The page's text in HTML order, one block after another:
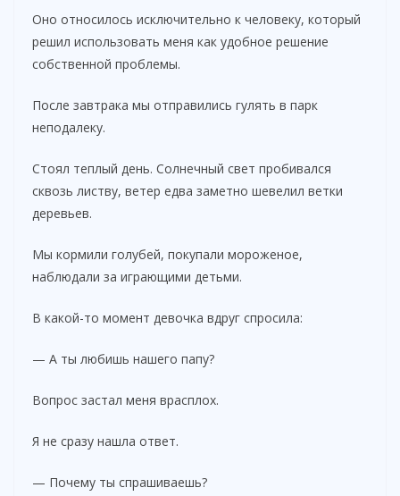
Оно относилось исключительно к человеку, который
решил использовать меня как удобное решение
собственной проблемы.
После завтрака мы отправились гулять в парк
неподалеку.
Стоял теплый день. Солнечный свет пробивался
сквозь листву, ветер едва заметно шевелил ветки
деревьев.
Мы кормили голубей, покупали мороженое,
наблюдали за играющими детьми.
В какой-то момент девочка вдруг спросила:
— А ты любишь нашего папу?
Вопрос застал меня врасплох.
Я не сразу нашла ответ.
— Почему ты спрашиваешь?